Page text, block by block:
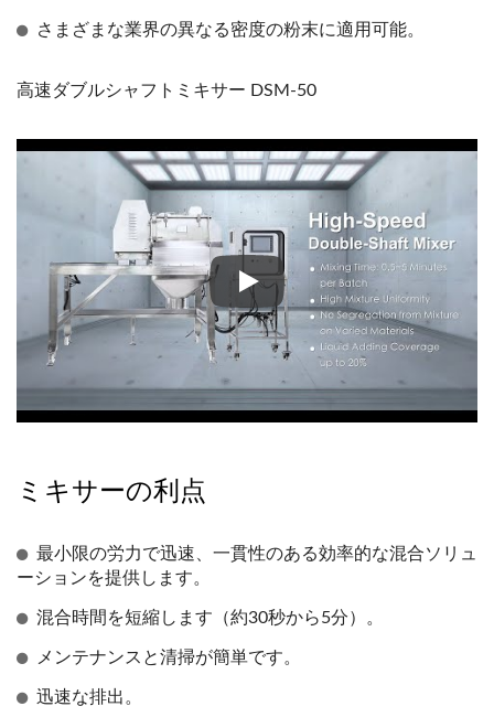
さまざまな業界の異なる密度の粉末に適用可能。
高速ダブルシャフトミキサー DSM-50
高速ダブルシャフトミキサー
ミキサーの利点
最小限の労力で迅速、一貫性のある効率的な混合ソリュ
ーションを提供します。
混合時間を短縮します（約30秒から5分）。
メンテナンスと清掃が簡単です。
迅速な排出。